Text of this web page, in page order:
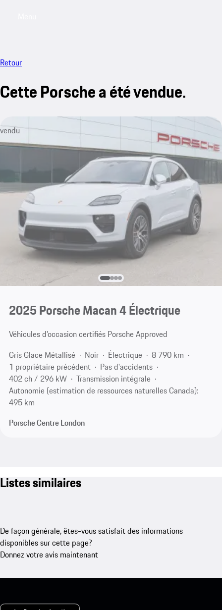
Retour
Cette Porsche a été vendue.
vendu
2025 Porsche Macan 4 Électrique
Véhicules d’occasion certifiés Porsche Approved
Gris Glace Métallisé
Noir Électrique
8 790 km
1 propriétaire précédent
Pas d'accidents
402 ch / 296 kW
Transmission intégrale
Autonomie (estimation de ressources naturelles Canada):
495 km
Porsche Centre London
Listes similaires
De façon générale, êtes-vous satisfait des informations
disponibles sur cette page?
Donnez votre avis maintenant